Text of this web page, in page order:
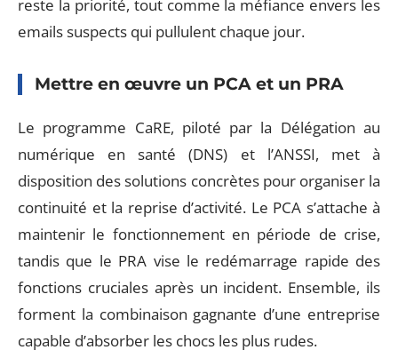
reste la priorité, tout comme la méfiance envers les
emails suspects qui pullulent chaque jour.
Mettre en œuvre un PCA et un PRA
Le programme CaRE, piloté par la Délégation au
numérique en santé (DNS) et l’ANSSI, met à
disposition des solutions concrètes pour organiser la
continuité et la reprise d’activité. Le PCA s’attache à
maintenir le fonctionnement en période de crise,
tandis que le PRA vise le redémarrage rapide des
fonctions cruciales après un incident. Ensemble, ils
forment la combinaison gagnante d’une entreprise
capable d’absorber les chocs les plus rudes.